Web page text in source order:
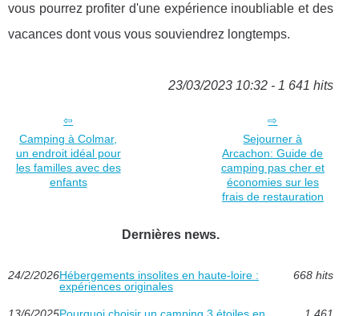
vous pourrez profiter d'une expérience inoubliable et des
vacances dont vous vous souviendrez longtemps.
23/03/2023 10:32 - 1 641 hits
Camping à Colmar,
un endroit idéal pour
les familles avec des
enfants
Sejourner à
Arcachon: Guide de
camping pas cher et
économies sur les
frais de restauration
Dernières news.
24/2/2026Hébergements insolites en haute-loire :
expériences originales
668 hits